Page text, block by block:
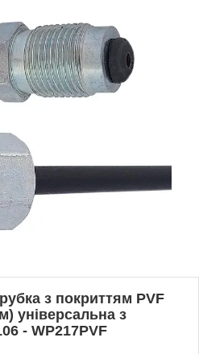
з покриттям PVF
універсальна з
- WP217PVF